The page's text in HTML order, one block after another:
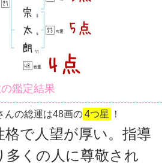
鑑定結果
んの総運は48画の4つ星 ！
格で人望が厚い。指導
多くの人に尊敬され